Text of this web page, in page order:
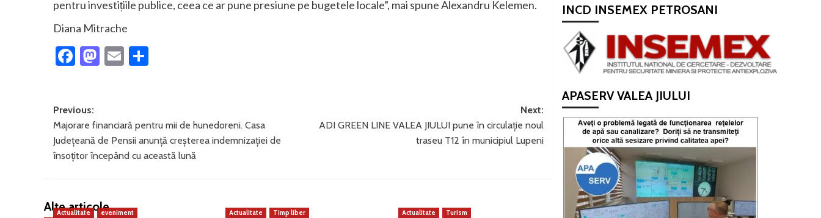
pentru investițiile publice, ceea ce ar pune presiune pe bugetele locale”, mai spune Alexandru Kelemen.
Diana Mitrache
Facebook
Mastodon
Email
Post
navigation
Previous:
Majorare financiară pentru mii de hunedoreni. Casa
Județeană de Pensii anunță creșterea indemnizației de
însoțitor începând cu această lună
Next:
ADI GREEN LINE VALEA JIULUI pune în circulație noul
traseu T12 în municipiul Lupeni
Alte articole
Actualitate eveniment Actualitate Timp liber Actualitate Turism
INCD INSEMEX PETROSANI
APASERV VALEA JIULUI